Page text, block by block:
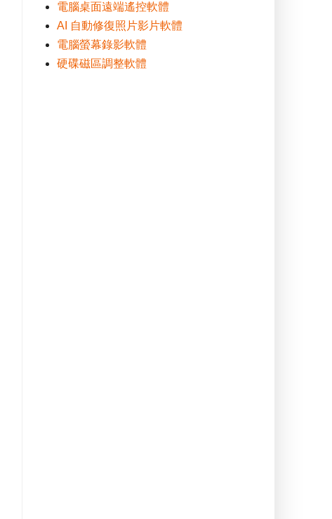
電腦桌面遠端遙控軟體
AI 自動修復照片影片軟體
電腦螢幕錄影軟體
硬碟磁區調整軟體